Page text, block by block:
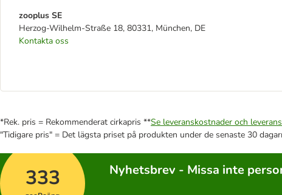
zooplus SE
Herzog-Wilhelm-Straße 18, 80331, München, DE
Kontakta oss
*Rek. pris = Rekommenderat cirkapris **Se leveranskostnader och
"Tidigare pris" = Det lägsta priset på produkten under de senaste 30
333 Nyhetsbrev - Missa inte